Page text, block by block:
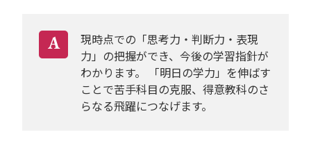
A
現時点での「思考力・判断力・表現
力」の把握ができ、今後の学習指針が
わかります。 「明日の学力」を伸ばす
ことで苦手科目の克服、得意教科のさ
らなる飛躍につなげます。